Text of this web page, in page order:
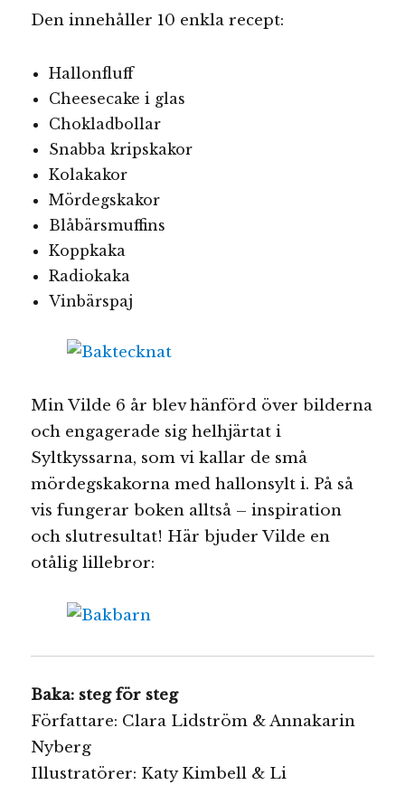
Den innehåller 10 enkla recept:
Hallonfluff
Cheesecake i glas
Chokladbollar
Snabba kripskakor
Kolakakor
Mördegskakor
Blåbärsmuffins
Koppkaka
Radiokaka
Vinbärspaj
Min Vilde 6 år blev hänförd över bilderna
och engagerade sig helhjärtat i
Syltkyssarna, som vi kallar de små
mördegskakorna med hallonsylt i. På så
vis fungerar boken alltså – inspiration
och slutresultat! Här bjuder Vilde en
otålig lillebror:
Baka: steg för steg
Författare: Clara Lidström & Annakarin
Nyberg
Illustratörer: Katy Kimbell & Li